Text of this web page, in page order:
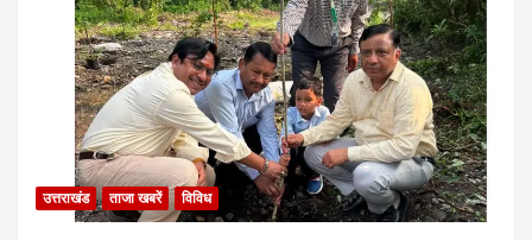
उत्तराखंड ताजा खबरें विविध